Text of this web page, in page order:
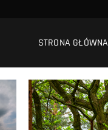
STRONA GŁÓWNA